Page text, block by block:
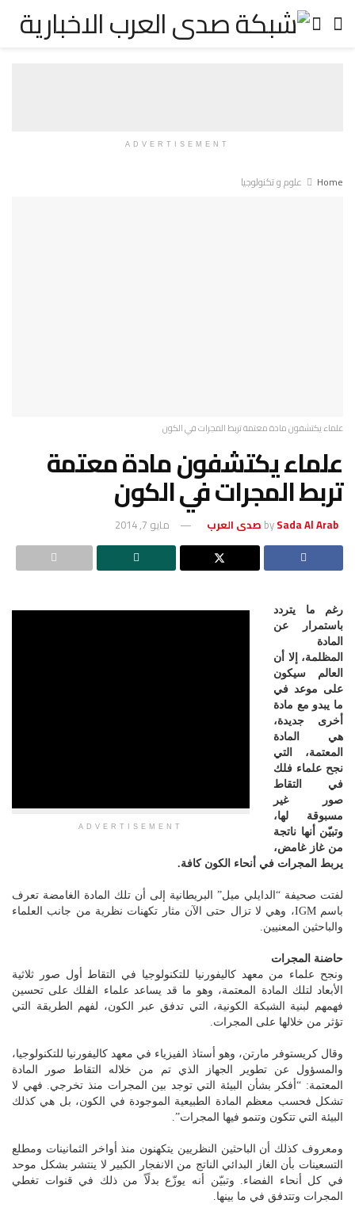
ADVERTISEMENT
Home علوم و تكنولوجيا
علماء يكتشفون مادة معتمة تربط المجرات في الكون
علماء يكتشفون مادة معتمة
تربط المجرات في الكون
bySada Al Arab صدى العرب مايو 7, 2014
ADVERTISEMENT
رغم ما يتردد
باستمرار عن
المادة
المظلمة، إلا أن
العالم سيكون
على موعد في
ما يبدو مع مادة
أخرى جديدة،
هي المادة
المعتمة، التي
نجح علماء فلك
في التقاط
صور غير
مسبوقة لها،
وتبيّن أنها ناتجة
من غاز غامض،
يربط المجرات في أنحاء الكون كافة.
لفتت صحيفة “الدايلي ميل” البريطانية إلى أن تلك المادة الغامضة تعرف
باسم IGM، وهي لا تزال حتى الآن مثار تكهنات نظرية من جانب العلماء
والباحثين المعنيين.
حاضنة المجرات
ونجح علماء من معهد كاليفورنيا للتكنولوجيا في التقاط أول صور ثلاثية
الأبعاد لتلك المادة المعتمة، وهو ما قد يساعد علماء الفلك على تحسين
فهمهم لبنية الشبكة الكونية، التي تدفق عبر الكون، لفهم الطريقة التي
تؤثر من خلالها على المجرات.
وقال كريستوفر مارتن، وهو أستاذ الفيزياء في معهد كاليفورنيا للتكنولوجيا،
والمسؤول عن تطوير الجهاز الذي تم من خلاله التقاط صور المادة
المعتمة: “أفكر بشأن البيئة التي توجد بين المجرات منذ تخرجي. فهي لا
تشكل فحسب معظم المادة الطبيعية الموجودة في الكون، بل هي كذلك
البيئة التي تتكون وتنمو فيها المجرات”.
ومعروف كذلك أن الباحثين النظريين يتكهنون منذ أواخر الثمانينات ومطلع
التسعينات بأن الغاز البدائي الناتج من الانفجار الكبير لا ينتشر بشكل موحد
في كل أنحاء الفضاء. وتبيّن أنه يوزّع بدلًاً من ذلك في قنوات تغطي
المجرات وتتدفق في ما بينها.